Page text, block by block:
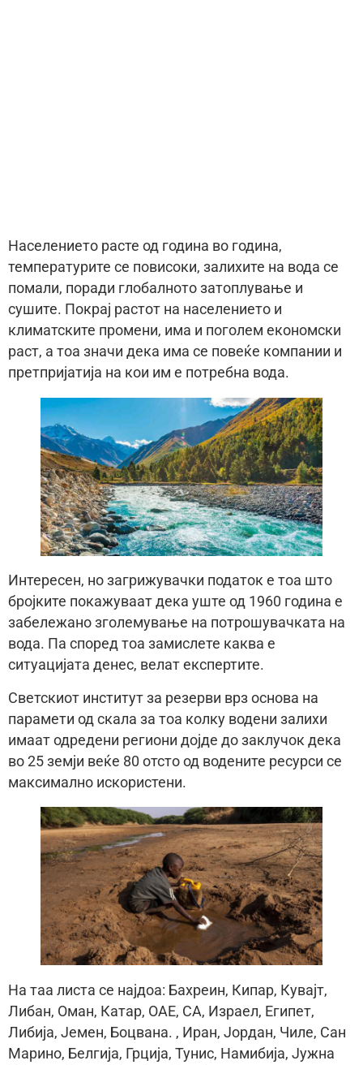
Населението расте од година во година,
температурите се повисоки, залихите на вода се
помали, поради глобалното затоплување и
сушите. Покрај растот на населението и
климатските промени, има и поголем економски
раст, а тоа значи дека има се повеќе компании и
претпријатија на кои им е потребна вода.
Интересен, но загрижувачки податок е тоа што
бројките покажуваат дека уште од 1960 година е
забележано зголемување на потрошувачката на
вода. Па според тоа замислете каква е
ситуацијата денес, велат експертите.
Светскиот институт за резерви врз основа на
парамети од скала за тоа колку водени залихи
имаат одредени региони дојде до заклучок дека
во 25 земји веќе 80 отсто од водените ресурси се
максимално искористени.
На таа листа се најдоа: Бахреин, Кипар, Кувајт,
Либан, Оман, Катар, ОАЕ, СА, Израел, Египет,
Либија, Јемен, Боцвана. , Иран, Јордан, Чиле, Сан
Марино, Белгија, Грција, Тунис, Намибија, Јужна